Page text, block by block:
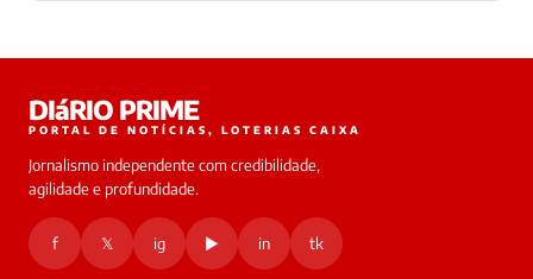
online
DIáRIO PRIME
PORTAL DE NOTÍCIAS, LOTERIAS CAIXA
Jornalismo independente com credibilidade,
agilidade e profundidade.
f 𝕏 ig ▶ in tk